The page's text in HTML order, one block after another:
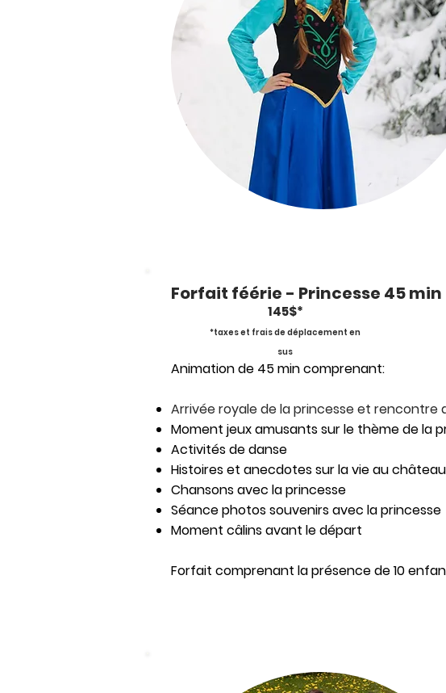
Animation de 45 min comprenant:
Arrivée royale de la princesse et rencontre
Moment jeux amusants sur le thème de la
Activités de danse
Histoires et anecdotes sur la vie au château
Chansons avec la princesse
Séance photos souvenirs avec la princesse
Moment câlins avant le départ
Forfait comprenant la présence de 10
Forfait féérie - Princesse 45 min
145$*
*taxes et frais de déplacement en
sus